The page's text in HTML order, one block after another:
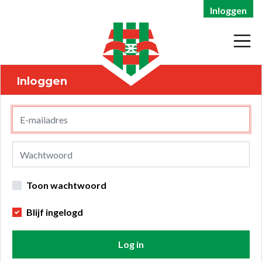
Inloggen
Inloggen
Toon wachtwoord
Blijf ingelogd
Log in